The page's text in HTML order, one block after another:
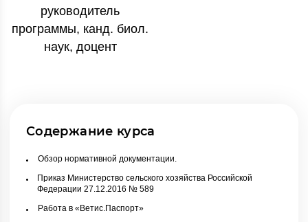
руководитель
программы, канд. биол.
наук, доцент
Содержание курса
Обзор нормативной документации.
Приказ Министерство сельского хозяйства Российской
Федерации 27.12.2016 № 589
Работа в «Ветис.Паспорт»